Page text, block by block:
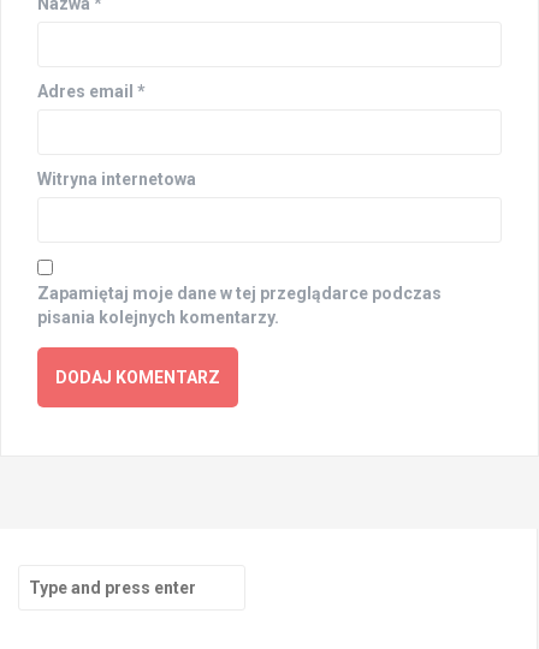
Adres email *
Witryna internetowa
Zapamiętaj moje dane w tej przeglądarce podczas
pisania kolejnych komentarzy.
for: